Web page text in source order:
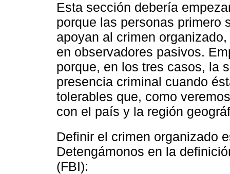
Esta sección debería
porque las personas primero
apoyan al crimen
en observadores pasivos.
porque, en los tres casos, la
presencia criminal cuando
tolerables que, como
con el país y la región
Definir el crimen organizado
Detengámonos en la
(FBI):